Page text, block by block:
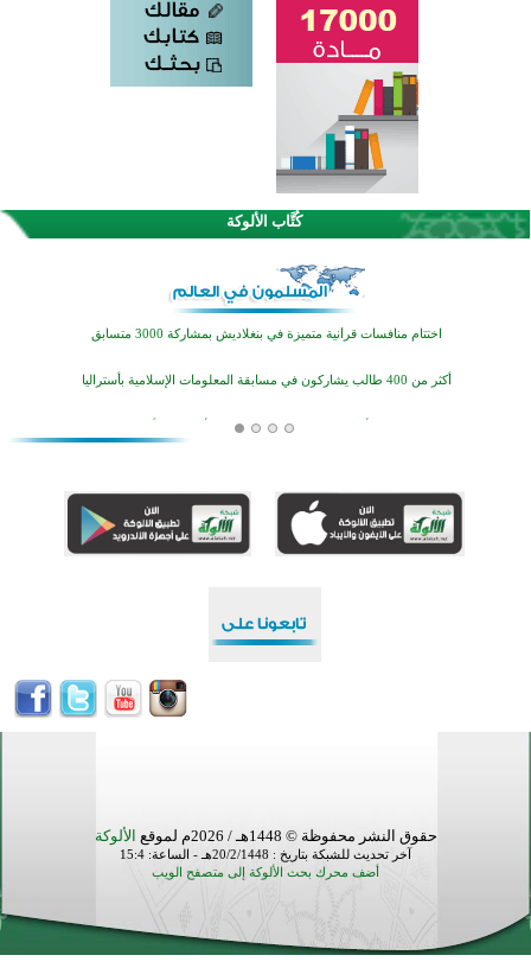
كُتَّاب الألوكة
اختتام الدورة التاسعة لمسابقة حفظ وتلاوة القرآن الكريم في أزناكاييف
تيسليتش تختتم برنامجا تعليميا لتعزيز القيم وبناء الشخصية للشباب المسلمين
اختتام منافسات قرآنية متميزة في بنغلاديش بمشاركة 3000 متسابق
أكثر من 400 طالب يشاركون في مسابقة المعلومات الإسلامية بأستراليا
افتتاح تاريخي لأول مسجد في بلييفليا بالجبل الأسود منذ أكثر من قرن
أكبر مشروع إسلامي في ريف أستراليا يفتتح أبوابه بعد سنوات من العمل والعطاء
اختتام منافسات قرآنية متميزة في بنغلاديش بمشاركة 3000 متسابق
حقوق النشر محفوظة © 1448هـ / 2026م لموقع الألوكة
آخر تحديث للشبكة بتاريخ : 20/2/1448هـ - الساعة: 15:4
أضف محرك بحث الألوكة إلى متصفح الويب